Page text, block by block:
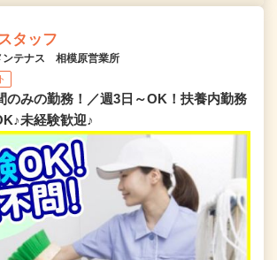
タッフ
ンテナス 相模原営業所
のみの勤務！／週3日～OK！扶養内勤務
未経験歓迎♪